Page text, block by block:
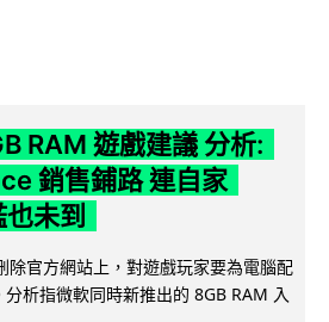
RAM 遊戲建議 分析:
銷售鋪路 連自家
未到
官方網站上，對遊戲玩家要為電腦配
析指微軟同時新推出的 8GB RAM 入